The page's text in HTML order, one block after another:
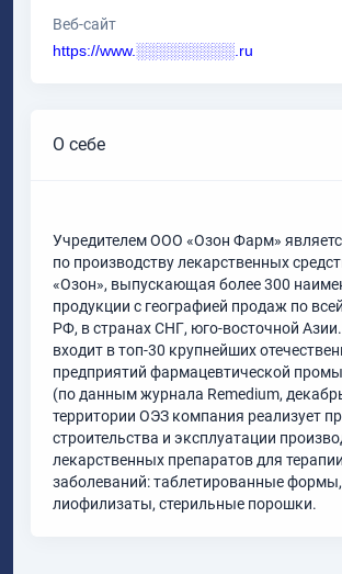
Веб-сайт
https://www.░░░░░░░░░.ru
О себе
Учредителем ООО «Озон Фарм»
по производству лекарственных
«Озон», выпускающая более 300
продукции с географией продаж по
РФ, в странах СНГ, юго-восточной
входит в топ-30 крупнейших
предприятий фармацевтической
(по данным журнала Remedium,
территории ОЭЗ компания реализует
строительства и эксплуатации
лекарственных препаратов для
заболеваний: таблетированные формы,
лиофилизаты, стерильные порошки.